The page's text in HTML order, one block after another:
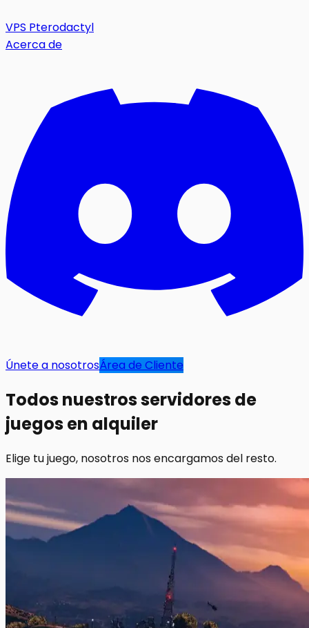
VPS Pterodactyl
Acerca de
Únete a nosotrosÁrea de Cliente
Todos nuestros servidores de
juegos en alquiler
Elige tu juego, nosotros nos encargamos del resto.